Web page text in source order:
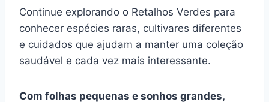
Continue explorando o Retalhos Verdes para
conhecer espécies raras, cultivares diferentes
e cuidados que ajudam a manter uma coleção
saudável e cada vez mais interessante.
Com folhas pequenas e sonhos grandes,